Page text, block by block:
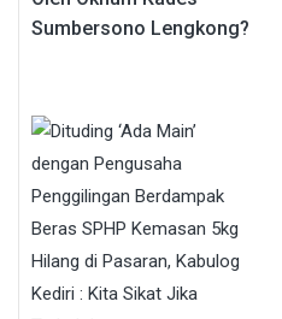
Sumbersono Lengkong?